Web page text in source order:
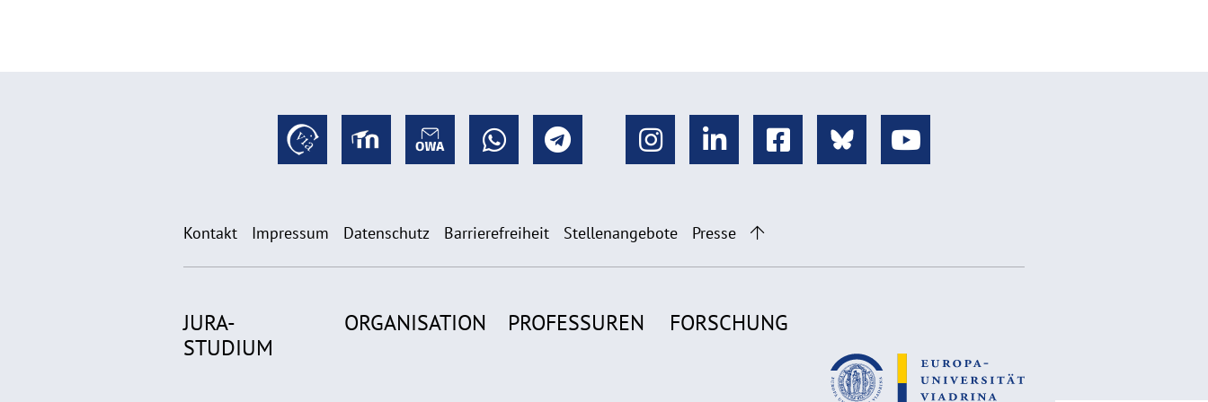
Kontakt Impressum Datenschutz Barrierefreiheit Stellenangebote Presse
JURA-
STUDIUM
ORGANISATION PROFESSUREN FORSCHUNG